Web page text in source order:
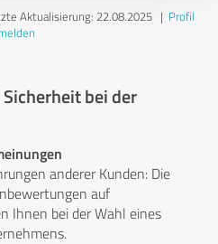
Aktualisierung: 22.08.2025| Profil
bei der
anderer Kunden: Die
auf
Ihnen bei der Wahl eines